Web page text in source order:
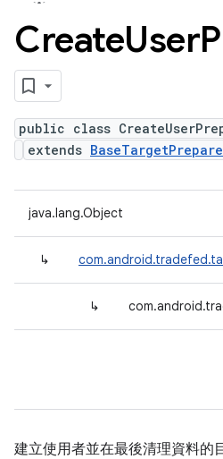
CreateUser
public class
extends
java.lang.Object
↳
↳
建立使用者並在最後清理資料的